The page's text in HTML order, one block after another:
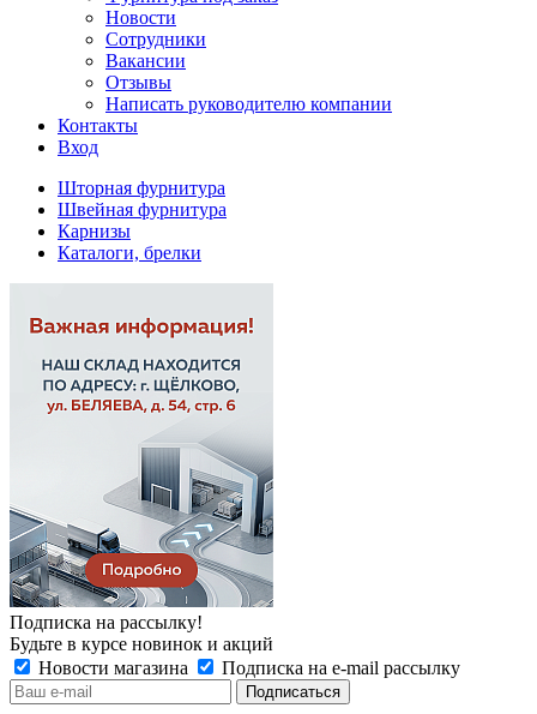
Новости
Сотрудники
Вакансии
Отзывы
Написать руководителю компании
Контакты
Вход
Шторная фурнитура
Швейная фурнитура
Карнизы
Каталоги, брелки
Подписка на рассылку!
Будьте в курсе новинок и акций
Новости магазина
Подписка на e-mail рассылку